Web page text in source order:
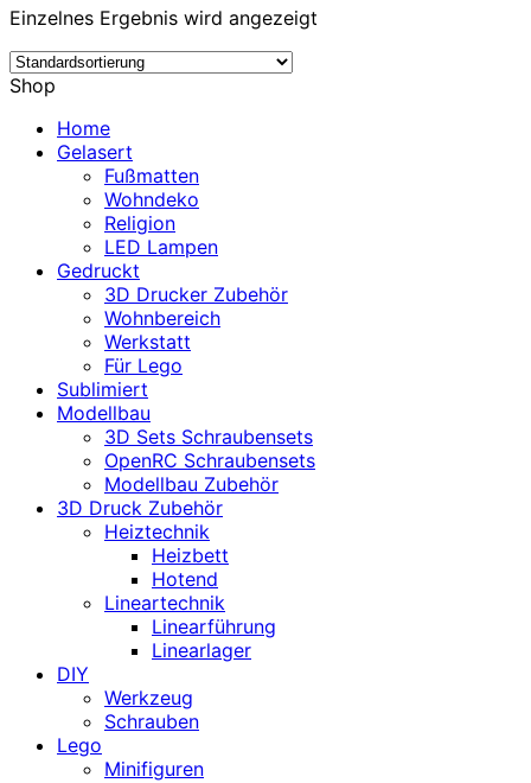
Einzelnes Ergebnis wird angezeigt
Shop
Home
Gelasert
Fußmatten
Wohndeko
Religion
LED Lampen
Gedruckt
3D Drucker Zubehör
Wohnbereich
Werkstatt
Für Lego
Sublimiert
Modellbau
3D Sets Schraubensets
OpenRC Schraubensets
Modellbau Zubehör
3D Druck Zubehör
Heiztechnik
Heizbett
Hotend
Lineartechnik
Linearführung
Linearlager
DIY
Werkzeug
Schrauben
Lego
Minifiguren